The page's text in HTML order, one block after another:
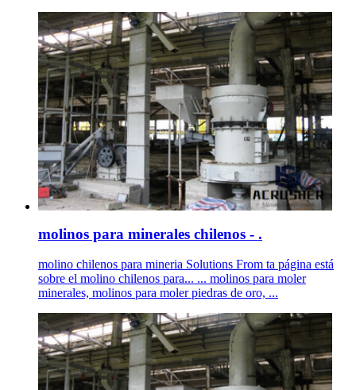
molinos para minerales chilenos - .
molino chilenos para mineria Solutions From ta página está
sobre el molino chilenos para... ... molinos para moler
minerales, molinos para moler piedras de oro, ...